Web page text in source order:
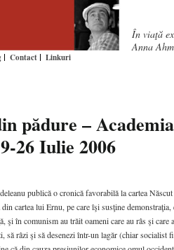
Contact Linkuri
În viaţă
Anna
pădure – Academia
26 Iulie 2006
publică o cronică favorabilă la cartea
cartea lui Ernu, pe care îşi susţine demonstraţia,
şi în comunism au trăit oameni care au râs şi care
să râzi şi să desenezi într-un lagăr (chiar socialist